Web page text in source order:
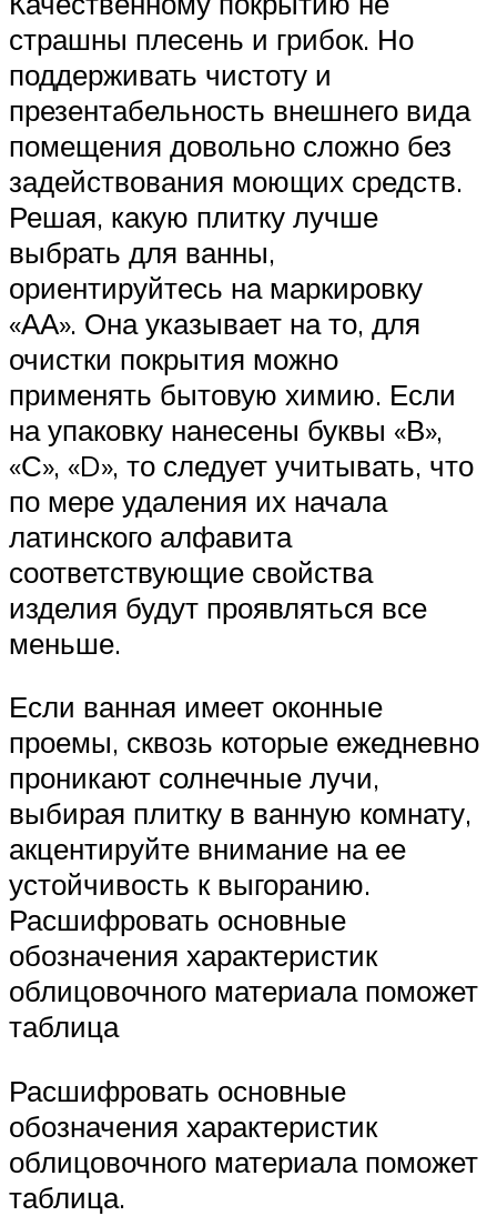
страшны плесень и грибок. Но
поддерживать чистоту и
презентабельность внешнего вида
помещения довольно сложно без
задействования моющих средств.
Решая, какую плитку лучше
выбрать для ванны,
ориентируйтесь на маркировку
«АА». Она указывает на то, для
очистки покрытия можно
применять бытовую химию. Если
на упаковку нанесены буквы «В»,
«С», «D», то следует учитывать, что
по мере удаления их начала
латинского алфавита
соответствующие свойства
изделия будут проявляться все
меньше.
Если ванная имеет оконные
проемы, сквозь которые ежедневно
проникают солнечные лучи,
выбирая плитку в ванную комнату,
акцентируйте внимание на ее
устойчивость к выгоранию.
Расшифровать основные
обозначения характеристик
облицовочного материала поможет
таблица
Расшифровать основные
обозначения характеристик
облицовочного материала поможет
таблица.